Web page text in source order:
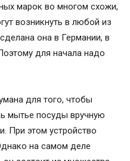
марок во многом схожи,
возникнуть в любой из
она в Германии, в
для начала надо
для того, чтобы
мытье посуды вручную
При этом устройство
на самом деле